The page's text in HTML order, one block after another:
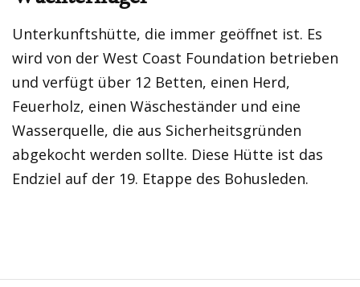
Unterkunftshütte, die immer geöffnet ist. Es
wird von der West Coast Foundation betrieben
und verfügt über 12 Betten, einen Herd,
Feuerholz, einen Wäscheständer und eine
Wasserquelle, die aus Sicherheitsgründen
abgekocht werden sollte. Diese Hütte ist das
Endziel auf der 19. Etappe des Bohusleden.